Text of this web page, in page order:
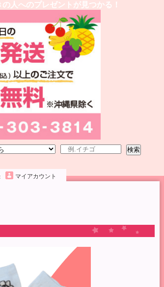
人へのプレゼントが見つかる！
検索
マイアカウント